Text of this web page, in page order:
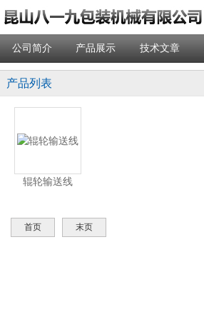
公司简介 产品展示 技术文章
产品列表
辊轮输送线
首页 末页